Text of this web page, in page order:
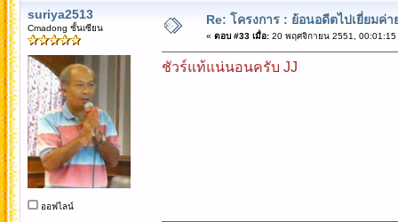
suriya2513
Cmadong ชั้นเซียน
ออฟไลน์
Re: โครงการ : ย้อนอดีตไปเยี่ยมค่
« ตอบ #33 เมื่อ:20 พฤศจิกายน 2551, 00:01:15
ชัวร์แท้แน่นอนครับ JJ